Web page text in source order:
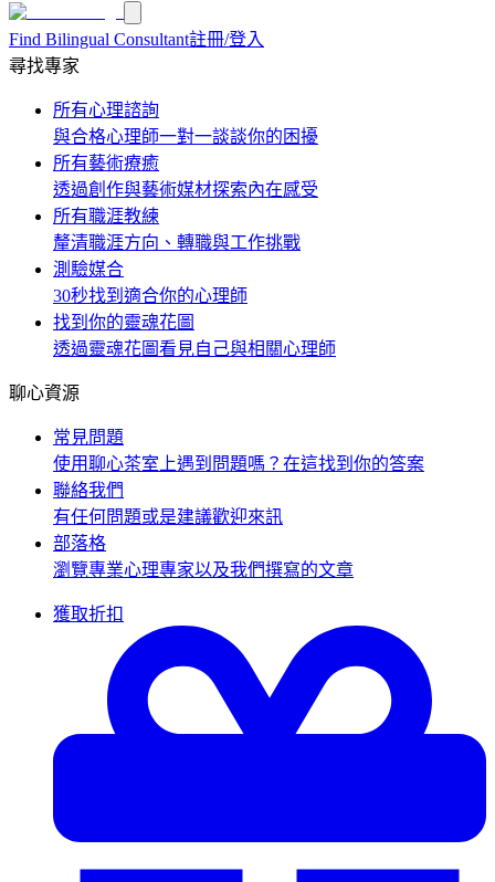
Find Bilingual Consultant註冊/登入
尋找專家
所有心理諮詢
與合格心理師一對一談談你的困擾
所有藝術療癒
透過創作與藝術媒材探索內在感受
所有職涯教練
釐清職涯方向、轉職與工作挑戰
測驗媒合
30秒找到適合你的心理師
找到你的靈魂花圖
透過靈魂花圖看見自己與相關心理師
聊心資源
常見問題
使用聊心茶室上遇到問題嗎？在這找到你的答案
聯絡我們
有任何問題或是建議歡迎來訊
部落格
瀏覽專業心理專家以及我們撰寫的文章
獲取折扣